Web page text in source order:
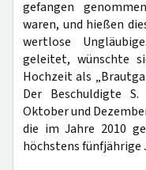
gefangen
waren, und hießen
wertlose
geleitet, wünschte
Hochzeit als
Der Beschuldigte
Oktober und
die im Jahre 2010
höchstens fünfjährige